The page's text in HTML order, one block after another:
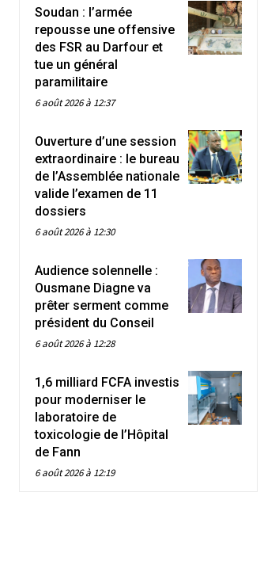
Soudan : l’armée
repousse une offensive
des FSR au Darfour et
tue un général
paramilitaire
6 août 2026 à 12:37
Ouverture d’une session
extraordinaire : le bureau
de l’Assemblée nationale
valide l’examen de 11
dossiers
6 août 2026 à 12:30
Audience solennelle :
Ousmane Diagne va
prêter serment comme
président du Conseil
6 août 2026 à 12:28
1,6 milliard FCFA investis
pour moderniser le
laboratoire de
toxicologie de l’Hôpital
de Fann
6 août 2026 à 12:19